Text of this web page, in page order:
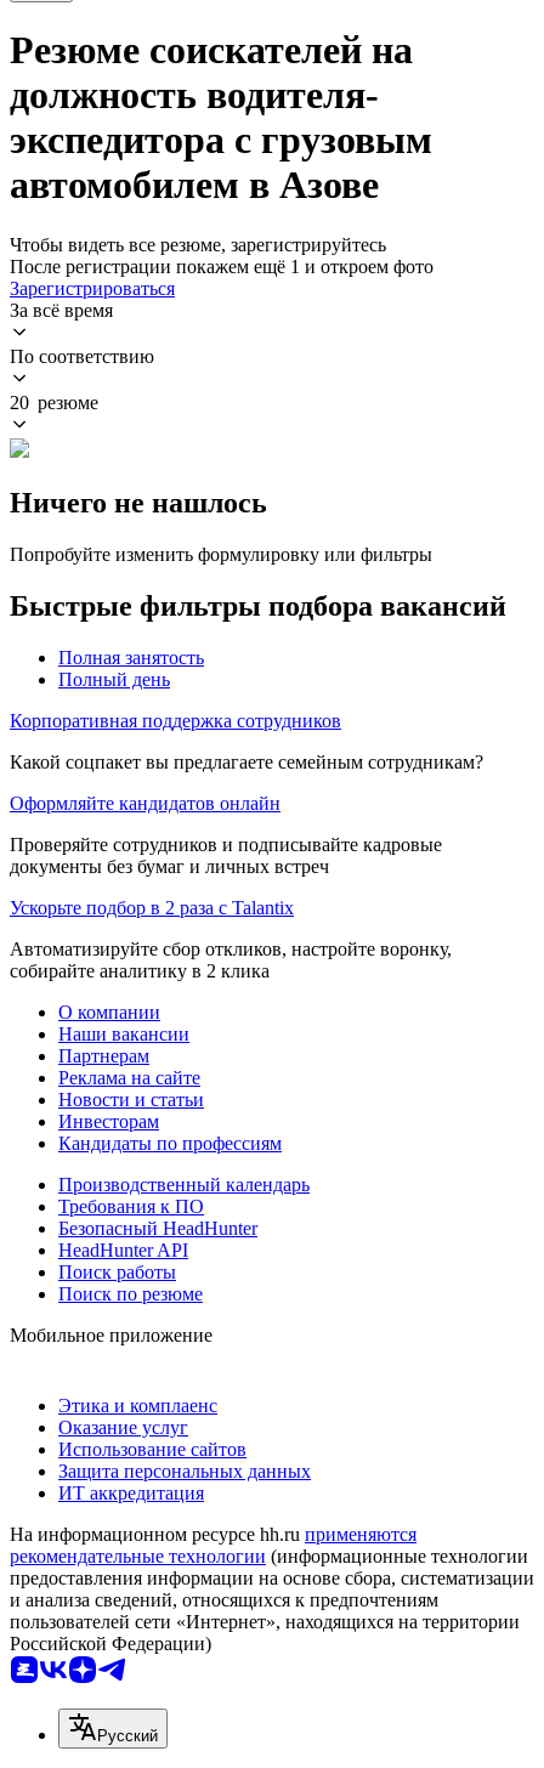
Резюме соискателей на
должность водителя-
экспедитора с грузовым
автомобилем в Азове
Чтобы видеть все резюме, зарегистрируйтесь
После регистрации покажем ещё 1 и откроем фото
Зарегистрироваться
За всё время
По соответствию
20 резюме
Ничего не нашлось
Попробуйте изменить формулировку или фильтры
Быстрые фильтры подбора вакансий
Полная занятость
Полный день
Корпоративная поддержка сотрудников
Какой соцпакет вы предлагаете семейным сотрудникам?
Оформляйте кандидатов онлайн
Проверяйте сотрудников и подписывайте кадровые
документы без бумаг и личных встреч
Ускорьте подбор в 2 раза с Talantix
Автоматизируйте сбор откликов, настройте воронку,
собирайте аналитику в 2 клика
О компании
Наши вакансии
Партнерам
Реклама на сайте
Новости и статьи
Инвесторам
Кандидаты по профессиям
Производственный календарь
Требования к ПО
Безопасный HeadHunter
HeadHunter API
Поиск работы
Поиск по резюме
Мобильное приложение
Этика и комплаенс
Оказание услуг
Использование сайтов
Защита персональных данных
ИТ аккредитация
На информационном ресурсе hh.ru применяются
рекомендательные технологии (информационные технологии
предоставления информации на основе сбора, систематизации
и анализа сведений, относящихся к предпочтениям
пользователей сети «Интернет», находящихся на территории
Российской Федерации)
Русский